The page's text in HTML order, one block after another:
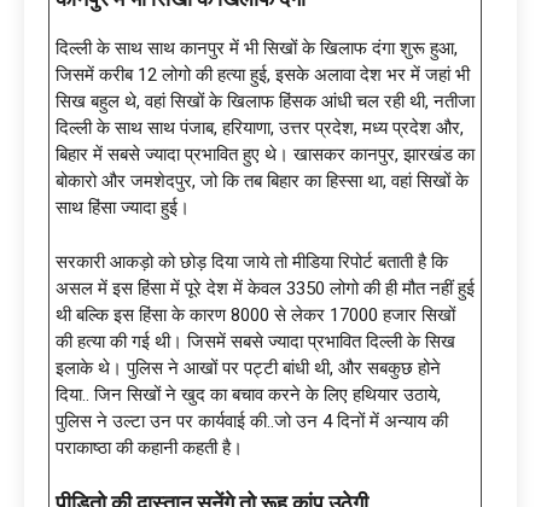
दिल्ली के साथ साथ कानपुर में भी सिखों के खिलाफ दंगा शुरू हुआ,
जिसमें करीब 12 लोगो की हत्या हुई, इसके अलावा देश भर में जहां भी
सिख बहुल थे, वहां सिखों के खिलाफ हिंसक आंधी चल रही थी, नतीजा
दिल्ली के साथ साथ पंजाब, हरियाणा, उत्तर प्रदेश, मध्य प्रदेश और,
बिहार में सबसे ज्यादा प्रभावित हुए थे। खासकर कानपुर, झारखंड का
बोकारो और जमशेदपुर, जो कि तब बिहार का हिस्सा था, वहां सिखों के
साथ हिंसा ज्यादा हुई।
सरकारी आकड़ो को छोड़ दिया जाये तो मीडिया रिपोर्ट बताती है कि
असल में इस हिंसा में पूरे देश में केवल 3350 लोगो की ही मौत नहीं हुई
थी बल्कि इस हिंसा के कारण 8000 से लेकर 17000 हजार सिखों
की हत्या की गई थी। जिसमें सबसे ज्यादा प्रभावित दिल्ली के सिख
इलाके थे। पुलिस ने आखों पर पट्टी बांधी थी, और सबकुछ होने
दिया.. जिन सिखों ने खुद का बचाव करने के लिए हथियार उठाये,
पुलिस ने उल्टा उन पर कार्यवाई की..जो उन 4 दिनों में अन्याय की
पराकाष्ठा की कहानी कहती है।